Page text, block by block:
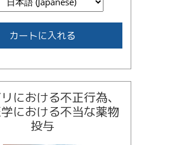
カートに入れる
における不正行為、
における不当な薬物
投与